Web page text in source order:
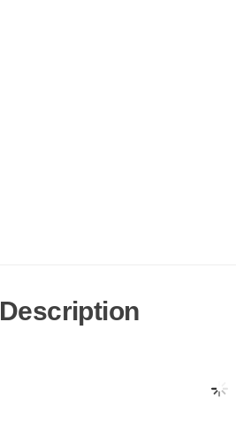
Description